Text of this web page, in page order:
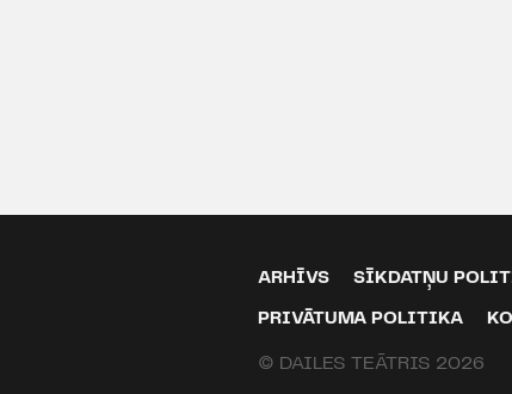
ARHĪVS SĪKDATŅU
PRIVĀTUMA POLITIKA
© DAILES TEĀTRIS 2026